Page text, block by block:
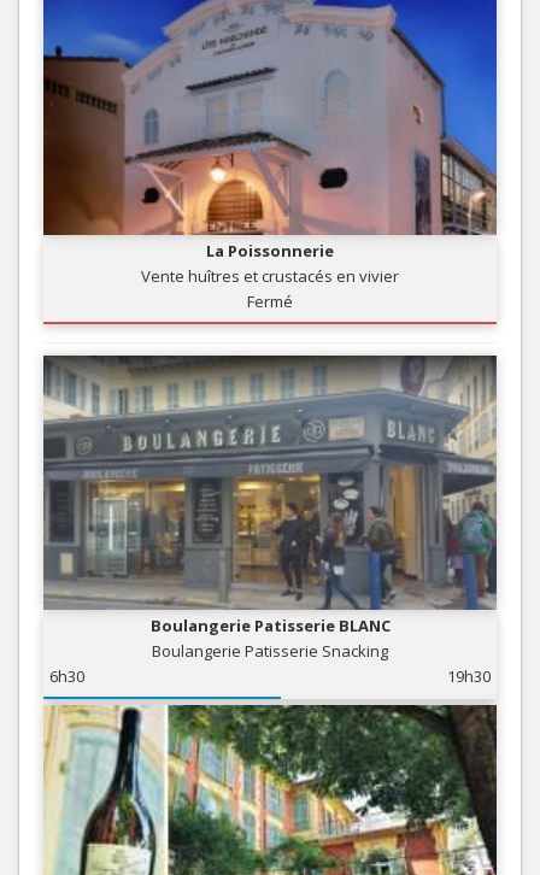
La Poissonnerie
Vente huîtres et crustacés en vivier
Fermé
Boulangerie Patisserie BLANC
Boulangerie Patisserie Snacking
6h30
19h30